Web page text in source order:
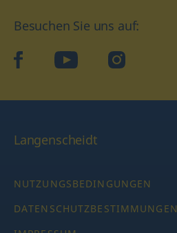
Besuchen Sie uns auf:
facebookYouTube Instagram
Langenscheidt
NUTZUNGSBEDINGUNGEN
DATENSCHUTZBESTIMMUNGEN